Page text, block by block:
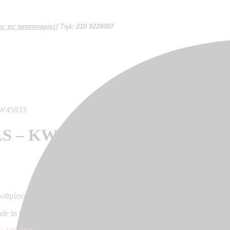
τις ταπετσαρίες! Τηλ: 210 9228007
– KW45833
κάθε οθόνης
in Germany, 10,05 x 0,53 m